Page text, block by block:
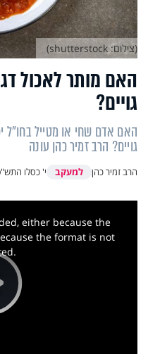
האם מותר לאכול
גויים?
האם אדם שחי או מטייל בחו"ל
גויים? הרב זמיר כהן עונה
הרב זמיר כהן למעקב י' כסלו
(צילום: shutterstock)
either because the
the format is not